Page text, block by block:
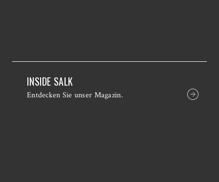
INSIDE SALK
Entdecken Sie unser Magazin.